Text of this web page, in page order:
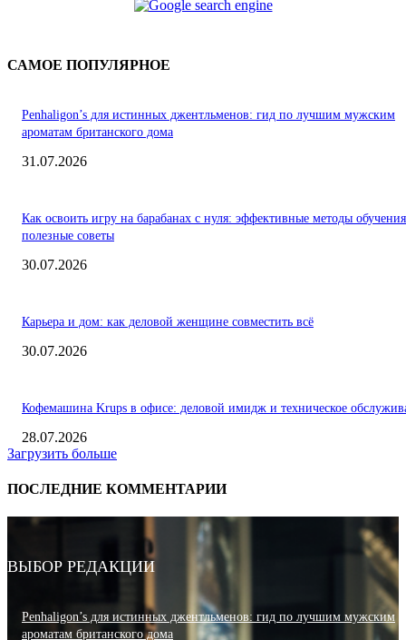
САМОЕ ПОПУЛЯРНОЕ
Penhaligon’s для истинных джентльменов: гид по лучшим мужским
ароматам британского дома
31.07.2026
Как освоить игру на барабанах с нуля: эффективные методы
полезные советы
30.07.2026
Карьера и дом: как деловой женщине совместить всё
30.07.2026
Кофемашина Krups в офисе: деловой имидж и техническое
28.07.2026
Загрузить больше
ПОСЛЕДНИЕ КОММЕНТАРИИ
ВЫБОР РЕДАКЦИИ
Penhaligon’s для истинных джентльменов: гид по лучшим мужским
ароматам британского дома